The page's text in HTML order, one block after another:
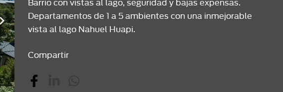
Barrio con vistas al lago, seguridad y bajas expensas.
Departamentos de 1 a 5 ambientes con una inmejorable
vista al lago Nahuel Huapi.
Compartir